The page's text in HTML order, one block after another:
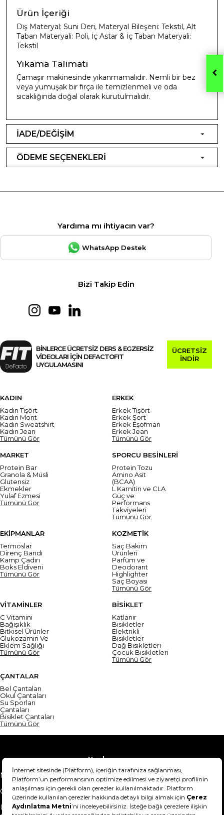
Ürün İçeriği
Dış Materyal: Suni Deri, Materyal Bileşeni: Tekstil, Alt
Taban Materyali: Poli, İç Astar & İç Taban Materyali:
Tekstil
Yıkama Talimatı
Çamaşır makinesinde yıkanmamalıdır. Nemli bir bez
veya yumuşak bir fırça ile temizlenmeli ve oda
sıcaklığında doğal olarak kurutulmalıdır.
İADE/DEĞİŞİM
ÖDEME SEÇENEKLERİ
Yardıma mı ihtiyacın var?
WhatsApp Destek
Bizi Takip Edin
BİNLERCE ÜCRETSİZ DERS & EGZERSİZ
VİDEOLARI İÇİN DEFACTOFIT
UYGULAMASINI
ÜCRETSİZ
İNDİR
KADIN
Kadın Tişört
Kadın Mont
Kadın Sweatshirt
Kadın Jean
Tümünü Gör
ERKEK
Erkek Tişört
Erkek Şort
Erkek Eşofman
Erkek Jean
Tümünü Gör
MARKET
Protein Bar
Granola & Müsli
Glutensiz
Ekmekler
Yulaf Ezmesi
Tümünü Gör
SPORCU BESİNLERİ
Protein Tozu
Amino Asit
(BCAA)
L Karnitin ve CLA
Güç ve
Performans
Takviyeleri
Tümünü Gör
EKİPMANLAR
Termoslar
Direnç Bandı
Kamp Çadırı
Boks Eldiveni
Tümünü Gör
KOZMETİK
Saç Bakım
Ürünleri
Parfüm ve
Deodorant
Highlighter
Saç Boyası
Tümünü Gör
VİTAMİNLER
C Vitamini
Bağışıklık
Bitkisel Ürünler
Glukozamin Ve
Eklem Sağlığı
Tümünü Gör
BİSİKLET
Katlanır
Bisikletler
Elektrikli
Bisikletler
Dağ Bisikletleri
Çocuk Bisikletleri
Tümünü Gör
ÇANTALAR
Bel Çantaları
Okul Çantaları
Su Sporları
Çantaları
Bisiklet Çantaları
Tümünü Gör
Yardım
Mesafeli Satış Sözleşmesi
Teslimat Bilgisi
Gizlilik Sözleşmesi
Şartlar & Koşullar
Ürünümü nasıl iade
Hakkımızda